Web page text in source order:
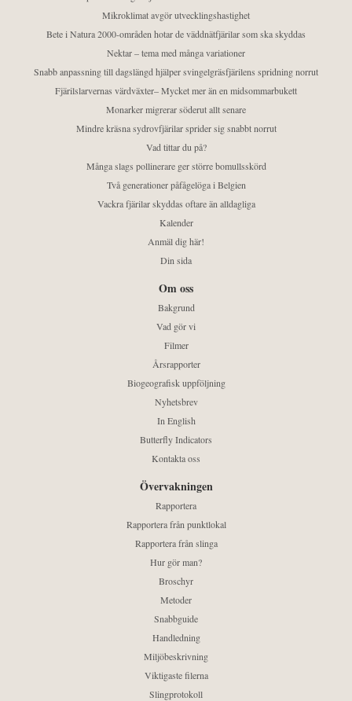
Mikroklimat avgör utvecklingshastighet
Bete i Natura 2000-områden hotar de väddnätfjärilar som ska skyddas
Nektar – tema med många variationer
Snabb anpassning till dagslängd hjälper svingelgräsfjärilens spridning norrut
Fjärilslarvernas värdväxter– Mycket mer än en midsommarbukett
Monarker migrerar söderut allt senare
Mindre kräsna sydrovfjärilar sprider sig snabbt norrut
Vad tittar du på?
Många slags pollinerare ger större bomullsskörd
Två generationer påfågelöga i Belgien
Vackra fjärilar skyddas oftare än alldagliga
Kalender
Anmäl dig här!
Din sida
Om oss
Bakgrund
Vad gör vi
Filmer
Årsrapporter
Biogeografisk uppföljning
Nyhetsbrev
In English
Butterfly Indicators
Kontakta oss
Övervakningen
Rapportera
Rapportera från punktlokal
Rapportera från slinga
Hur gör man?
Broschyr
Metoder
Snabbguide
Handledning
Miljöbeskrivning
Viktigaste filerna
Slingprotokoll